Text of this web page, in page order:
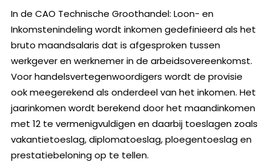
In de CAO Technische Groothandel: Loon- en
Inkomstenindeling wordt inkomen gedefinieerd als het
bruto maandsalaris dat is afgesproken tussen
werkgever en werknemer in de arbeidsovereenkomst.
Voor handelsvertegenwoordigers wordt de provisie
ook meegerekend als onderdeel van het inkomen. Het
jaarinkomen wordt berekend door het maandinkomen
met 12 te vermenigvuldigen en daarbij toeslagen zoals
vakantietoeslag, diplomatoeslag, ploegentoeslag en
prestatiebeloning op te tellen.